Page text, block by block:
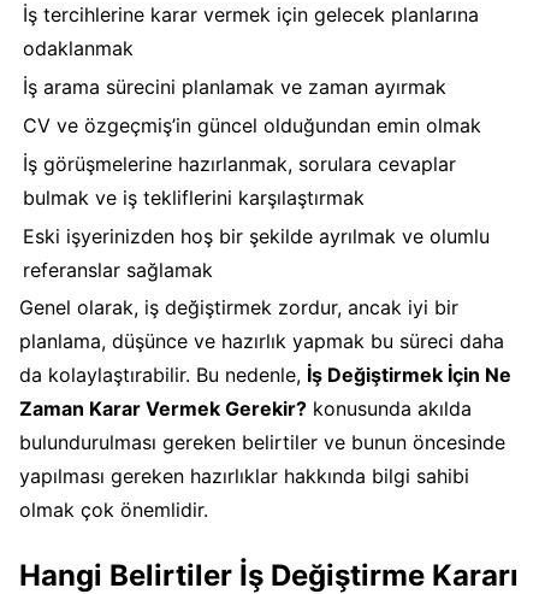
İş tercihlerine karar vermek için gelecek planlarına
odaklanmak
İş arama sürecini planlamak ve zaman ayırmak
CV ve özgeçmiş’in güncel olduğundan emin olmak
İş görüşmelerine hazırlanmak, sorulara cevaplar
bulmak ve iş tekliflerini karşılaştırmak
Eski işyerinizden hoş bir şekilde ayrılmak ve olumlu
referanslar sağlamak
Genel olarak, iş değiştirmek zordur, ancak iyi bir
planlama, düşünce ve hazırlık yapmak bu süreci daha
da kolaylaştırabilir. Bu nedenle, İş Değiştirmek İçin Ne
Zaman Karar Vermek Gerekir? konusunda akılda
bulundurulması gereken belirtiler ve bunun öncesinde
yapılması gereken hazırlıklar hakkında bilgi sahibi
olmak çok önemlidir.
Hangi Belirtiler İş Değiştirme Kararı